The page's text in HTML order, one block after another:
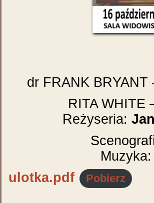
dr FRANK BRYANT
RITA WHITE
Reżyseria:
Muzyka:
ulotka.pdf
Pobierz